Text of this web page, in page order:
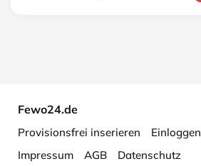
Fewo24.de
Provisionsfrei inserieren
Einloggen
Impressum
AGB Datenschutz